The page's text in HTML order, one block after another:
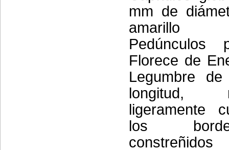
mm de
amarillo
Pedúnculos
Florece de
Legumbre
ligeramente
los